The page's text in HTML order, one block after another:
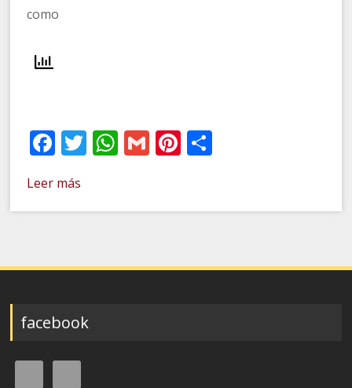
como
Facebook
Twitter
WhatsApp
GmailPinterest
Leer más
facebook